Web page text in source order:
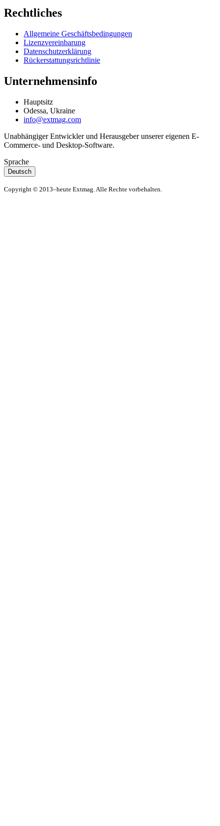
Rechtliches
Allgemeine Geschäftsbedingungen
Lizenzvereinbarung
Datenschutzerklärung
Rückerstattungsrichtlinie
Unternehmensinfo
Hauptsitz
Odessa, Ukraine
info@extmag.com
Unabhängiger Entwickler und Herausgeber unserer eigenen E-
Commerce- und Desktop-Software.
Sprache
Deutsch
Copyright © 2013–heute Extmag. Alle Rechte vorbehalten.